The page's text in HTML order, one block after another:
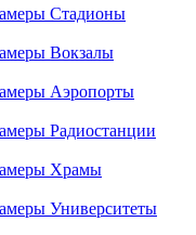
Стадионы
Вокзалы
Аэропорты
Радиостанции
Храмы
Университеты